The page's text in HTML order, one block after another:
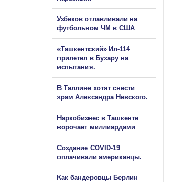
Узбеков отлавливали на
футбольном ЧМ в США
«Ташкентский» Ил-114
прилетел в Бухару на
испытания.
В Таллине хотят снести
храм Александра Невского.
Наркобизнес в Ташкенте
ворочает миллиардами
Создание COVID-19
оплачивали американцы.
Как бандеровцы Берлин